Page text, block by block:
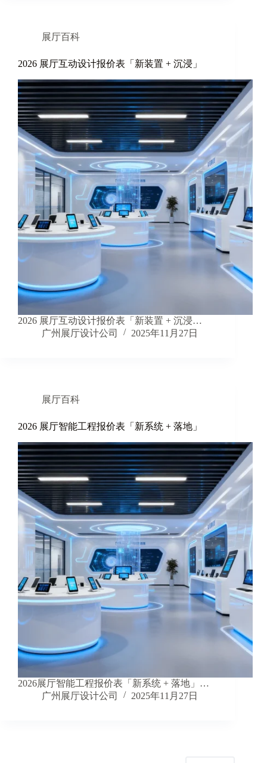
展厅百科
2026 展厅互动设计报价表「新装置 + 沉浸」
2026 展厅互动设计报价表「新装置 + 沉浸…
广州展厅设计公司
2025年11月27日
展厅百科
2026 展厅智能工程报价表「新系统 + 落地」
2026展厅智能工程报价表「新系统 + 落地」…
广州展厅设计公司
2025年11月27日